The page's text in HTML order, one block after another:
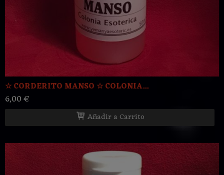
☆ CORDERITO MANSO ☆ COLONIA...
6,00 €
Añadir a Carrito